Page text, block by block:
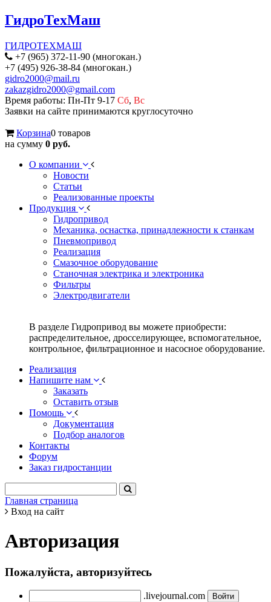
ГидроТехМаш
ГИДРОТЕХМАШ
+7 (965) 372-11-90 (многокан.)
+7 (495) 926-38-84 (многокан.)
gidro2000@mail.ru
zakazgidro2000@gmail.com
Время работы: Пн-Пт 9-17 Сб, Вс
Заявки на сайте принимаются круглосуточно
Корзина0 товаров
на сумму 0 руб.
О компании
Новости
Статьи
Реализованные проекты
Продукция
Гидропривод
Механика, оснастка, принадлежности к станкам
Пневмопривод
Реализация
Смазочное оборудование
Станочная электрика и электроника
Фильтры
Электродвигатели
В разделе Гидропривод вы можете приобрести:
распределительное, дросселирующее, вспомогательное,
контрольное, фильтрационное и насосное оборудование.
Реализация
Напишите нам
Заказать
Оставить отзыв
Помощь
Документация
Подбор аналогов
Контакты
Форум
Заказ гидростанции
Главная страница
Вход на сайт
Авторизация
Пожалуйста, авторизуйтесь
.livejournal.com